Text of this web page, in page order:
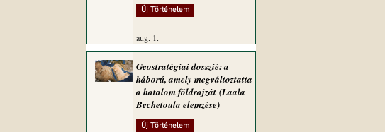
Új Történelem
aug. 1.
Geostratégiai dosszié: a
háború, amely megváltoztatta
a hatalom földrajzát (Laala
Bechetoula elemzése)
Új Történelem